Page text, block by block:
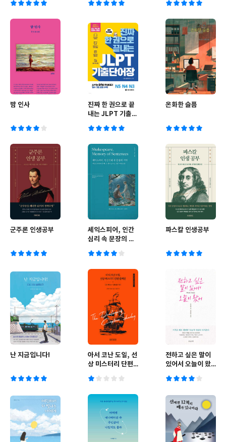
밤 인사
진짜 한 권으로 끝
내는 JLPT 기출단
온화한 슬픔
군주론 인생공부
셰익스피어, 인간
심리 속 문장의 기
파스칼 인생공부
난 지금입니다!
아서 코난 도일, 선
상 미스터리 단편
전하고 싶은 말이
있어서 오늘이 왔